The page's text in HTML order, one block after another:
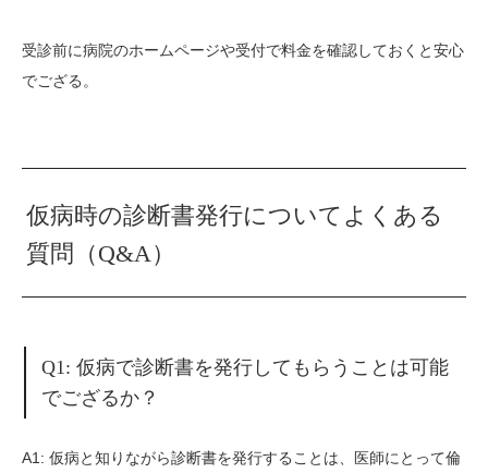
受診前に病院のホームページや受付で料金を確認しておくと安心
でござる。
仮病時の診断書発行についてよくある
質問（Q&A）
Q1: 仮病で診断書を発行してもらうことは可能
でござるか？
A1: 仮病と知りながら診断書を発行することは、医師にとって倫